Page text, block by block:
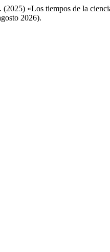
«Los tiempos de la
2026).